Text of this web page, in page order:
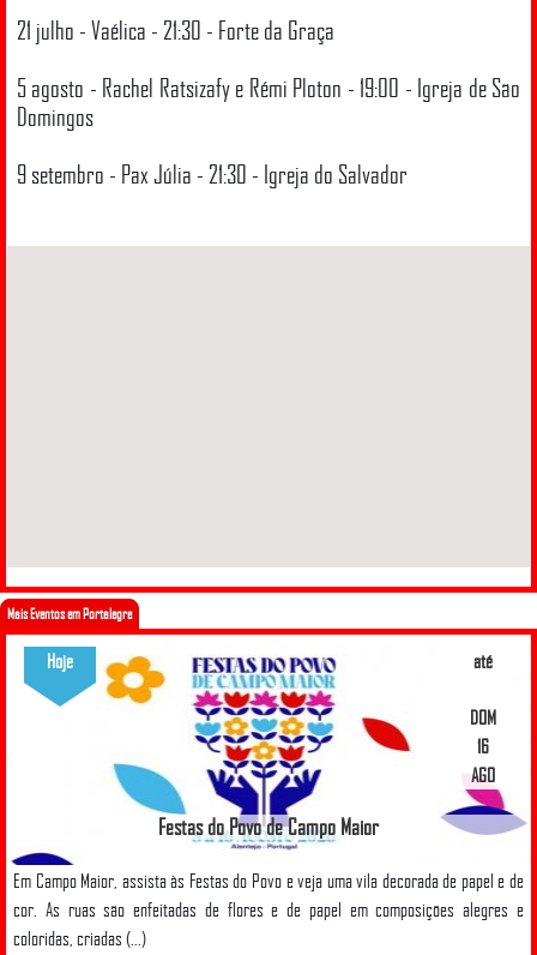
21 julho - Vaélica - 21:30 - Forte da Graça
5 agosto - Rachel Ratsizafy e Rémi Ploton - 19:00 - Igreja de São
Domingos
9 setembro - Pax Júlia - 21:30 - Igreja do Salvador
Mais Eventos em Portalegre
Festas do Povo de Campo Maior
Em Campo Maior, assista às Festas do Povo e veja uma vila decorada de papel e de
cor. As ruas são enfeitadas de flores e de papel em composições alegres e
coloridas, criadas (...)
até
DOM
16
AGO
Hoje